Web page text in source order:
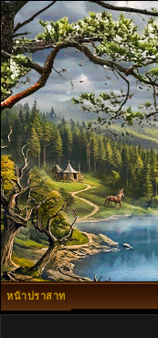
หน้าปราสาท